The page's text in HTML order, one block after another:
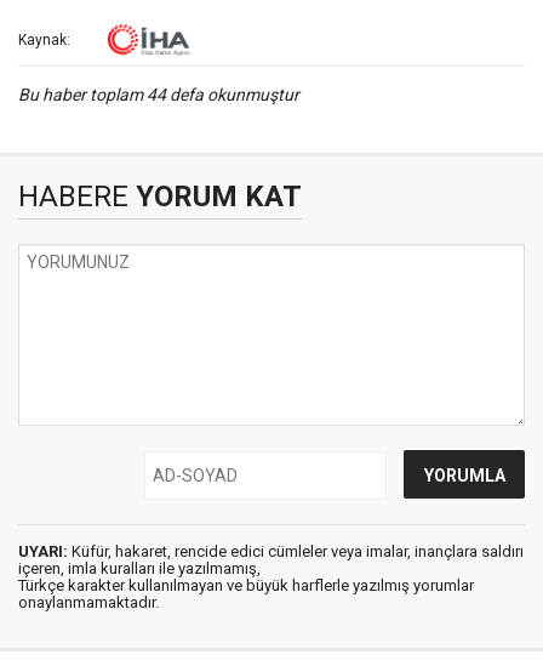
Kaynak:
Bu haber toplam 44 defa okunmuştur
HABERE YORUM KAT
UYARI: Küfür, hakaret, rencide edici cümleler veya imalar, inançlara saldırı
içeren, imla kuralları ile yazılmamış,
Türkçe karakter kullanılmayan ve büyük harflerle yazılmış yorumlar
onaylanmamaktadır.